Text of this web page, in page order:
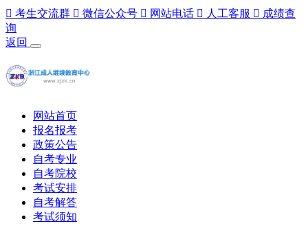
 考生交流群  微信公众号  网站电话  人工客服  成绩查
询
返回
网站首页
报名报考
政策公告
自考专业
自考院校
考试安排
自考解答
考试须知